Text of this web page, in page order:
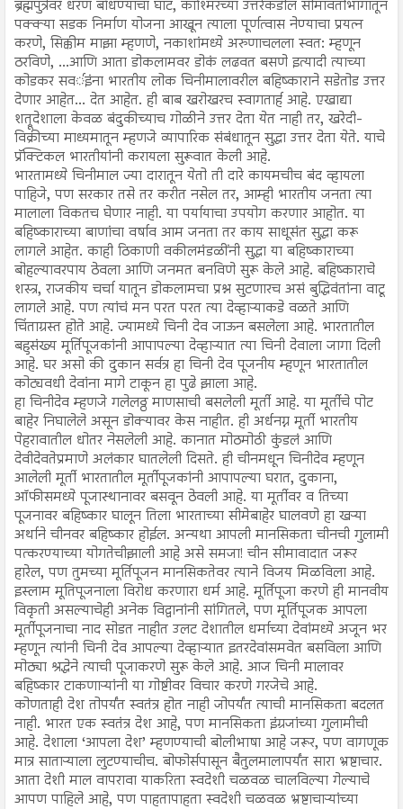
ब्रह्मपुत्रेवर धरण बांधण्याचा घाट, काश्मिरच्या उत्तरेकडील सीमावर्तीभागातून
पक्क्या सडक निर्माण योजना आखून त्याला पूर्णत्वास नेण्याचा प्रयत्न
करणे, सिक्कीम माझा म्हणणे, नकाशांमध्ये अरुणाचलला स्वत: म्हणून
ठरविणे, ...आणि आता डोकलामवर डोकं लढवत बसणे इत्यादी त्याच्या
कोडकर सवर्इंना भारतीय लोक चिनीमालावरील बहिष्काराने सडेतोड उत्तर
देणार आहेत... देत आहेत. ही बाब खरोखरच स्वागतार्ह आहे. एखाद्या
शत्रूदेशाला केवळ बंदुकीच्याच गोळीने उत्तर देता येत नाही तर, खरेदी-
विक्रीच्या माध्यमातून म्हणजे व्यापारिक संबंधातून सुद्धा उत्तर देता येते. याचे
प्रॅक्टिकल भारतीयांनी करायला सुरूवात केली आहे.
भारतामध्ये चिनीमाल ज्या दारातून येतो ती दारे कायमचीच बंद व्हायला
पाहिजे, पण सरकार तसे तर करीत नसेल तर, आम्ही भारतीय जनता त्या
मालाला विकतच घेणार नाही. या पर्यायाचा उपयोग करणार आहोत. या
बहिष्काराच्या बाणांचा वर्षाव आम जनता तर काय साधूसंत सुद्धा करू
लागले आहेत. काही ठिकाणी वकीलमंडळींनी सुद्धा या बहिष्काराच्या
बोहल्यावरपाय ठेवला आणि जनमत बनविणे सुरू केले आहे. बहिष्काराचे
शस्त्र, राजकीय चर्चा यातून डोकलामचा प्रश्न सुटणारच असं बुद्धिवंतांना वाटू
लागले आहे. पण त्यांचं मन परत परत त्या देव्हाऱ्याकडे वळते आणि
चिंताग्रस्त होते आहे. ज्यामध्ये चिनी देव जाऊन बसलेला आहे. भारतातील
बहुसंख्य मूर्तिपूजकांनी आपापल्या देव्हाऱ्यात त्या चिनी देवाला जागा दिली
आहे. घर असो की दुकान सर्वत्र हा चिनी देव पूजनीय म्हणून भारतातील
कोट्यवधी देवांना मागे टाकून हा पुढे झाला आहे.
हा चिनीदेव म्हणजे गलेलठ्ठ माणसाची बसलेली मूर्ती आहे. या मूर्तीचे पोट
बाहेर निघालेले असून डोक्यावर केस नाहीत. ही अर्धनग्न मूर्ती भारतीय
पेहरावातील धोतर नेसलेली आहे. कानात मोठमोठी कुंडलं आणि
देवीदेवतेप्रमाणे अलंकार घातलेली दिसते. ही चीनमधून चिनीदेव म्हणून
आलेली मूर्ती भारतातील मूर्तीपूजकांनी आपापल्या घरात, दुकाना,
ऑफीसमध्ये पूजास्थानावर बसवून ठेवली आहे. या मूर्तीवर व तिच्या
पूजनावर बहिष्कार घालून तिला भारताच्या सीमेबाहेर घालवणे हा खऱ्या
अर्थाने चीनवर बहिष्कार होईल. अन्यथा आपली मानसिकता चीनची गुलामी
पत्करण्याच्या योगतेचीझाली आहे असे समजा! चीन सीमावादात जरूर
हारेल, पण तुमच्या मूर्तिपूजन मानसिकतेवर त्याने विजय मिळविला आहे.
इस्लाम मूतिपूजनाला विरोध करणारा धर्म आहे. मूर्तिपूजा करणे ही मानवीय
विकृती असल्याचेही अनेक विद्वानांनी सांगितले, पण मूर्तिपूजक आपला
मूर्तीपूजनाचा नाद सोडत नाहीत उलट देशातील धर्माच्या देवांमध्ये अजून भर
म्हणून त्यांनी चिनी देव आपल्या देव्हाऱ्यात इतरदेवांसमवेत बसविला आणि
मोठ्या श्रद्धेने त्याची पूजाकरणे सुरू केले आहे. आज चिनी मालावर
बहिष्कार टाकणाऱ्यांनी या गोष्टीवर विचार करणे गरजेचे आहे.
कोणताही देश तोपर्यंत स्वतंत्र होत नाही जोपर्यंत त्याची मानसिकता बदलत
नाही. भारत एक स्वतंत्र देश आहे, पण मानसिकता इंग्रजांच्या गुलामीची
आहे. देशाला ‘आपला देश’ म्हणण्याची बोलीभाषा आहे जरूर, पण वागणूक
मात्र साताऱ्याला लुटण्याचीच. बोफोर्सपासून बैतुलमालापर्यंत सारा भ्रष्टाचार.
आता देशी माल वापरावा याकरिता स्वदेशी चळवळ चालविल्या गेल्याचे
आपण पाहिले आहे, पण पाहतापाहता स्वदेशी चळवळ भ्रष्टाचाऱ्यांच्या